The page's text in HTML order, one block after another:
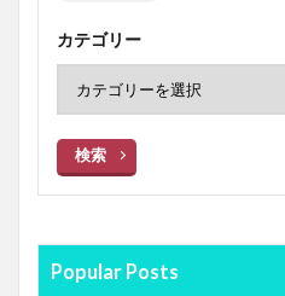
カテゴリー
検索
Popular Posts